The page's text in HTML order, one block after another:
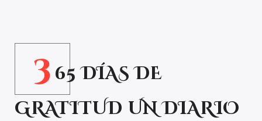
3 65 DÍAS DE
GRATITUD UN DIARIO